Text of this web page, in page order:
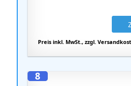
Preis inkl. MwSt., zzgl.
8